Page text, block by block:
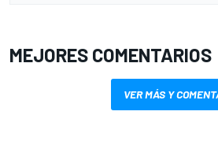
MEJORES COMENTARIOS
VER MÁS Y